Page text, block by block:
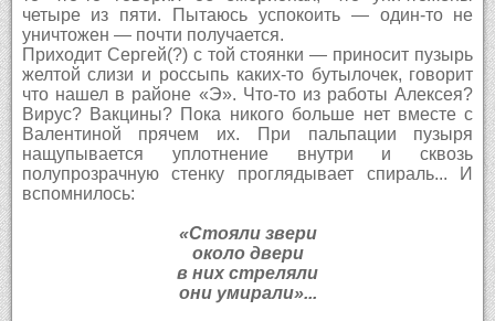
четыре из пяти. Пытаюсь успокоить — один-то не
уничтожен — почти получается.
Приходит Сергей(?) с той стоянки — приносит пузырь
желтой слизи и россыпь каких-то бутылочек, говорит
что нашел в районе «Э». Что-то из работы Алексея?
Вирус? Вакцины? Пока никого больше нет вместе с
Валентиной прячем их. При пальпации пузыря
нащупывается уплотнение внутри и сквозь
полупрозрачную стенку проглядывает спираль... И
вспомнилось:
«Стояли звери
около двери
в них стреляли
они умирали»...